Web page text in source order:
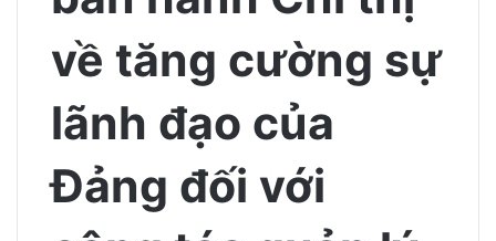
về tăng cường sự
lãnh đạo của
Đảng đối với